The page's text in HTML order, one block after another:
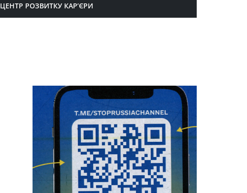
ЦЕНТР РОЗВИТКУ КАР’ЄРИ